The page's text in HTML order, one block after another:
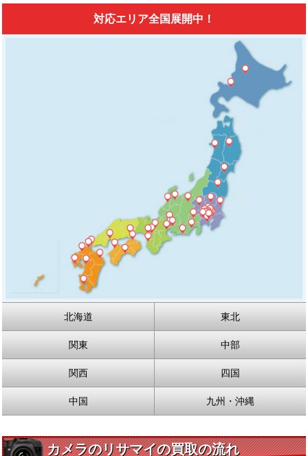
対応エリア全国展開中！
北海道 東北
関東 中部
関西 四国
中国 九州・沖縄